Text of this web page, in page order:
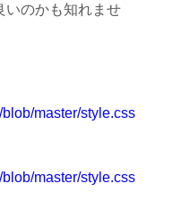
いのかも知れませ
master/style.css
master/style.css